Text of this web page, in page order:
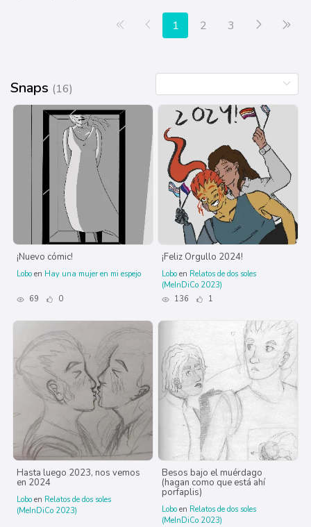
Primera página
Anterior
1 2 3 Siguiente
Snaps (16)
¡Nuevo cómic!
Lobo en Hay una mujer en mi espejo
69 0
¡Feliz Orgullo 2024!
Lobo en Relatos de dos soles
(MeInDiCo 2023)
136
1
Hasta luego 2023, nos vemos
en 2024
Lobo en Relatos de dos soles
(MeInDiCo 2023)
Besos bajo el muérdago
(hagan como que está ahí
porfaplis)
Lobo en Relatos de dos soles
(MeInDiCo 2023)